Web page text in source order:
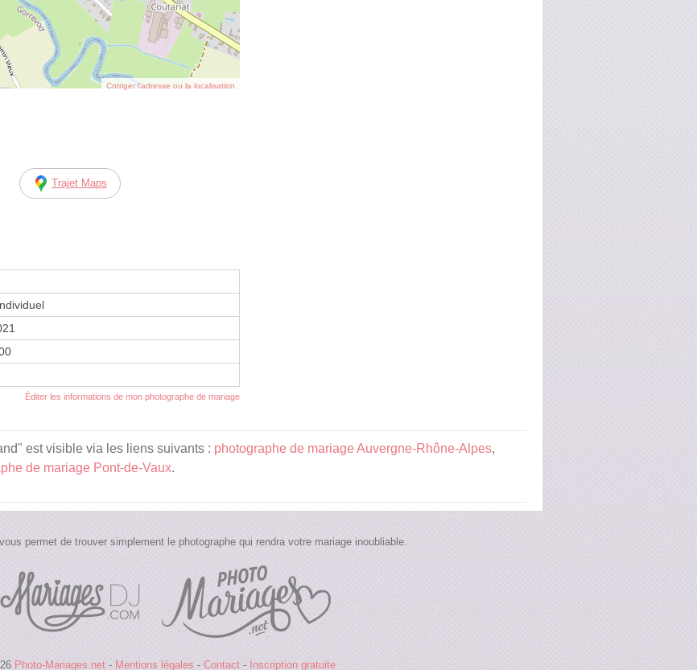
Corriger l’adresse ou la localisation
Trajet Maps
Éditer les informations de mon photographe de mariage
est visible via les liens suivants : photographe de mariage Auvergne-Rhône-Alpes,
de mariage Pont-de-Vaux.
permet de trouver simplement le photographe qui rendra votre mariage inoubliable.
Photo-Mariages.net - Mentions légales - Contact- Inscription gratuite